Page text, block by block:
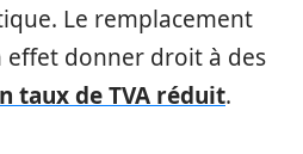
Le remplacement
effet donner droit à des
taux de TVA réduit.